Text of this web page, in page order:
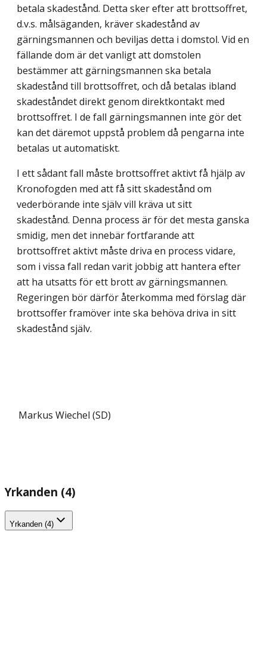
betala skadestånd. Detta sker efter att brottsoffret,
d.v.s. målsäganden, kräver skade­stånd av
gärningsmannen och beviljas detta i domstol. Vid en
fällande dom är det vanligt att domstolen
bestämmer att gärningsmannen ska betala
skadestånd till brotts­offret, och då betalas ibland
skadeståndet direkt genom direktkontakt med
brottsoffret. I de fall gärningsmannen inte gör det
kan det däremot uppstå problem då pengarna inte
betalas ut automatiskt.
I ett sådant fall måste brottsoffret aktivt få hjälp av
Kronofogden med att få sitt skadestånd om
vederbörande inte själv vill kräva ut sitt
skadestånd. Denna process är för det mesta ganska
smidig, men det innebär fortfarande att
brottsoffret aktivt måste driva en process vidare,
som i vissa fall redan varit jobbig att hantera efter
att ha utsatts för ett brott av gärningsmannen.
Regeringen bör därför återkomma med förslag där
brottsoffer framöver inte ska behöva driva in sitt
skadestånd själv.
Markus Wiechel (SD)
Yrkanden (4)
Yrkanden (4)